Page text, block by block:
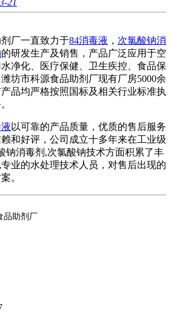
21
厂一直致力于84消毒液 ， 次氯酸钠消
的研发生产及销售，产品广泛应用于空
净化、医疗保健、卫生疾控、食品保
坊市科源食品助剂厂现有厂房5000余
品均严格按照国标及相关行业标准执
以可靠的产品质量，优质的售后服务
和好评，公司成立十多年来在工业级
钠消毒剂,次氯酸钠技术方面积累了丰
业的水处理技术人员，对售后出现的
。
品助剂厂